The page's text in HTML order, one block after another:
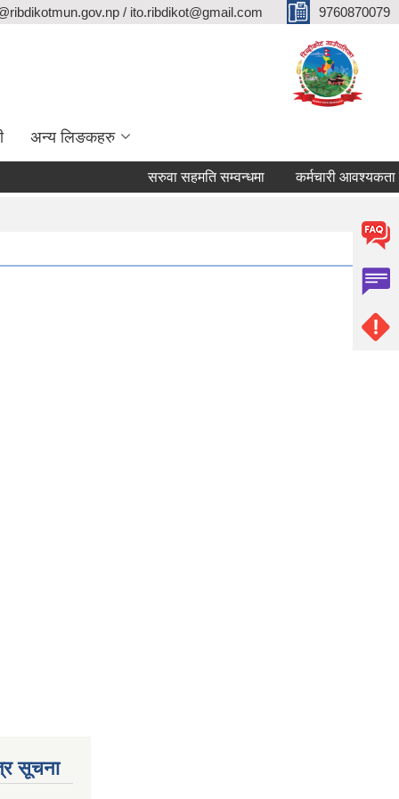
/ ito.ribdikot@gmail.com 9760870079
अन्य लिङकहरु
सरुवा सहमति सम्वन्धमा कर्मचारी आवश्यकता
सूचना